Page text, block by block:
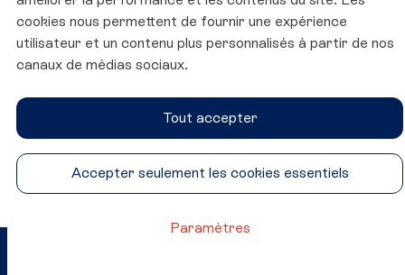
cookies nous permettent de fournir une expérience
utilisateur et un contenu plus personnalisés à partir de nos
canaux de médias sociaux.
Tout accepter
Accepter seulement les cookies essentiels
Paramètres
Charte d'utilisation de la plateforme
Mentions légales
Conditions générales d'utilisation
Paramètres des cookies
SUIVEZ-NOUS
Conseil économique, social et environnemental sur Twitter
Conseil économique, social et environnemental sur
Conseil économique, social et
Conseil économique, social et